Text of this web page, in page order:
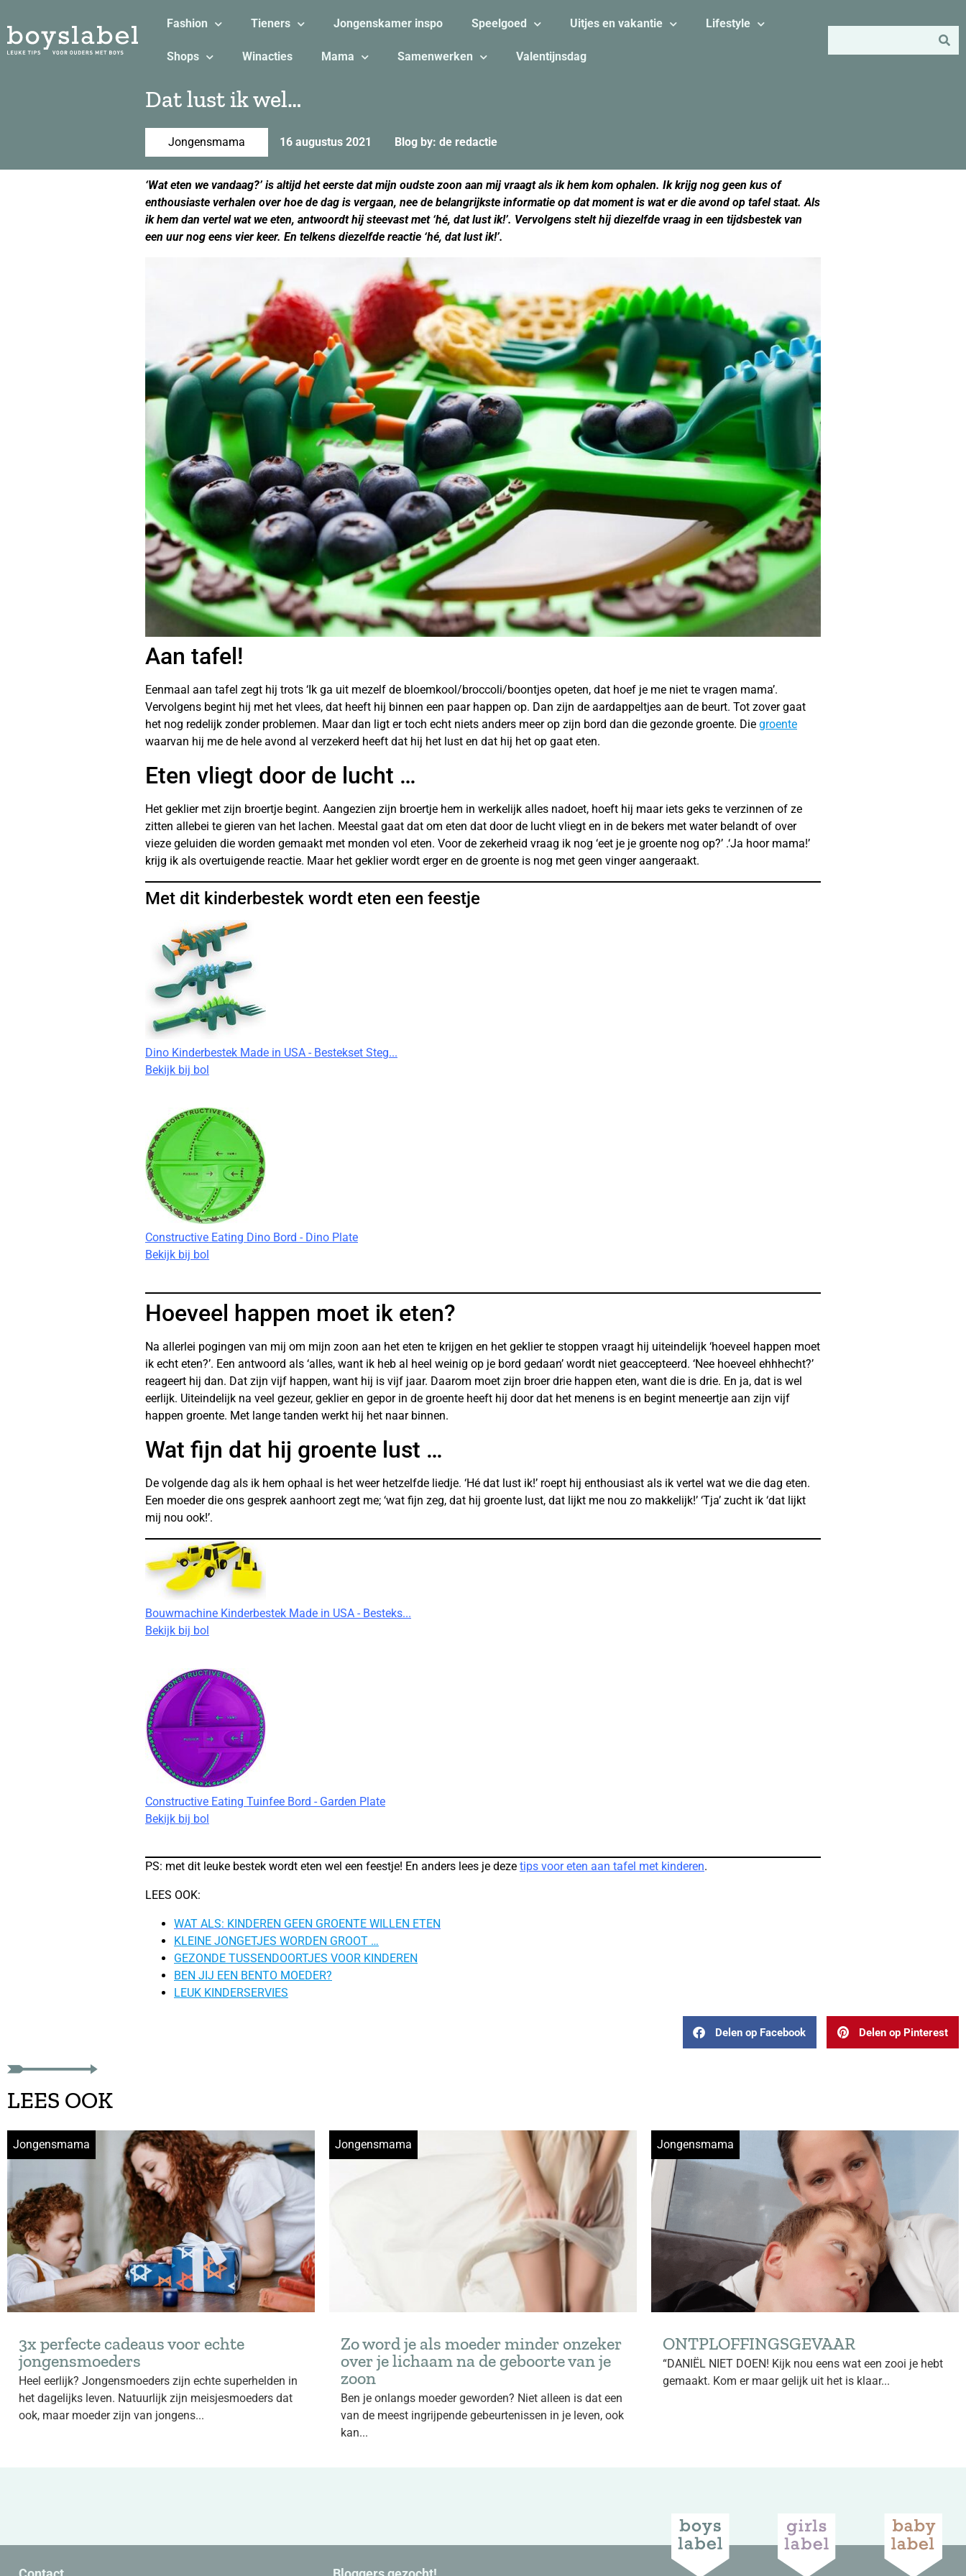
Fashion Tieners Jongenskamer inspo Speelgoed Uitjes en vakantie Lifestyle
Shops Winacties Mama Samenwerken Valentijnsdag
Dat lust ik wel…
Jongensmama 16 augustus 2021 Blog by: de redactie
‘Wat eten we vandaag?’ is altijd het eerste dat mijn oudste zoon aan mij vraagt als ik hem kom ophalen. Ik krijg nog geen kus of
enthousiaste verhalen over hoe de dag is vergaan, nee de belangrijkste informatie op dat moment is wat er die avond op tafel staat. Als
ik hem dan vertel wat we eten, antwoordt hij steevast met ‘hé, dat lust ik!’. Vervolgens stelt hij diezelfde vraag in een tijdsbestek van
een uur nog eens vier keer. En telkens diezelfde reactie ‘hé, dat lust ik!’.
Aan tafel!
Eenmaal aan tafel zegt hij trots ‘Ik ga uit mezelf de bloemkool/broccoli/boontjes opeten, dat hoef je me niet te vragen mama’.
Vervolgens begint hij met het vlees, dat heeft hij binnen een paar happen op. Dan zijn de aardappeltjes aan de beurt. Tot zover gaat
het nog redelijk zonder problemen. Maar dan ligt er toch echt niets anders meer op zijn bord dan die gezonde groente. Die groente
waarvan hij me de hele avond al verzekerd heeft dat hij het lust en dat hij het op gaat eten.
Eten vliegt door de lucht …
Het geklier met zijn broertje begint. Aangezien zijn broertje hem in werkelijk alles nadoet, hoeft hij maar iets geks te verzinnen of ze
zitten allebei te gieren van het lachen. Meestal gaat dat om eten dat door de lucht vliegt en in de bekers met water belandt of over
vieze geluiden die worden gemaakt met monden vol eten. Voor de zekerheid vraag ik nog ‘eet je je groente nog op?’ .‘Ja hoor mama!’
krijg ik als overtuigende reactie. Maar het geklier wordt erger en de groente is nog met geen vinger aangeraakt.
Met dit kinderbestek wordt eten een feestje
Dino Kinderbestek Made in USA - Bestekset Steg...
Bekijk bij bol
Constructive Eating Dino Bord - Dino Plate
Bekijk bij bol
Hoeveel happen moet ik eten?
Na allerlei pogingen van mij om mijn zoon aan het eten te krijgen en het geklier te stoppen vraagt hij uiteindelijk ‘hoeveel happen moet
ik echt eten?’. Een antwoord als ‘alles, want ik heb al heel weinig op je bord gedaan’ wordt niet geaccepteerd. ‘Nee hoeveel ehhhecht?’
reageert hij dan. Dat zijn vijf happen, want hij is vijf jaar. Daarom moet zijn broer drie happen eten, want die is drie. En ja, dat is wel
eerlijk. Uiteindelijk na veel gezeur, geklier en gepor in de groente heeft hij door dat het menens is en begint meneertje aan zijn vijf
happen groente. Met lange tanden werkt hij het naar binnen.
Wat fijn dat hij groente lust …
De volgende dag als ik hem ophaal is het weer hetzelfde liedje. ‘Hé dat lust ik!’ roept hij enthousiast als ik vertel wat we die dag eten.
Een moeder die ons gesprek aanhoort zegt me; ‘wat fijn zeg, dat hij groente lust, dat lijkt me nou zo makkelijk!’ ‘Tja’ zucht ik ‘dat lijkt
mij nou ook!’.
Bouwmachine Kinderbestek Made in USA - Besteks...
Bekijk bij bol
Constructive Eating Tuinfee Bord - Garden Plate
Bekijk bij bol
PS: met dit leuke bestek wordt eten wel een feestje! En anders lees je deze tips voor eten aan tafel met kinderen.
LEES OOK:
WAT ALS: KINDEREN GEEN GROENTE WILLEN ETEN
KLEINE JONGETJES WORDEN GROOT …
GEZONDE TUSSENDOORTJES VOOR KINDEREN
BEN JIJ EEN BENTO MOEDER?
LEUK KINDERSERVIES
Delen op Facebook Delen op Pinterest
LEES OOK
Jongensmama
3x perfecte cadeaus voor echte
jongensmoeders
Heel eerlijk? Jongensmoeders zijn echte superhelden in
het dagelijks leven. Natuurlijk zijn meisjesmoeders dat
ook, maar moeder zijn van jongens...
Jongensmama
Zo word je als moeder minder onzeker
over je lichaam na de geboorte van je
zoon
Ben je onlangs moeder geworden? Niet alleen is dat een
van de meest ingrijpende gebeurtenissen in je leven, ook
kan...
Jongensmama
ONTPLOFFINGSGEVAAR
“DANIËL NIET DOEN! Kijk nou eens wat een zooi je hebt
gemaakt. Kom er maar gelijk uit het is klaar...